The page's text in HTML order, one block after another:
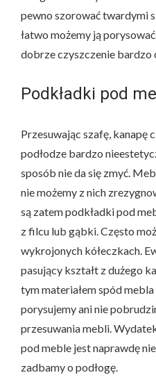
pewno szorować twardymi
łatwo możemy ją
dobrze czyszczenie bardzo
Podkładki pod
Przesuwając szafę, kanapę
podłodze bardzo
sposób nie da się zmyć.
nie możemy z nich
są zatem podkładki pod
z filcu lub gąbki. Często
wykrojonych kółeczkach.
pasujący kształt z dużego
tym materiałem spód
porysujemy ani nie
przesuwania mebli.
pod meble jest naprawdę
zadbamy o podłogę.